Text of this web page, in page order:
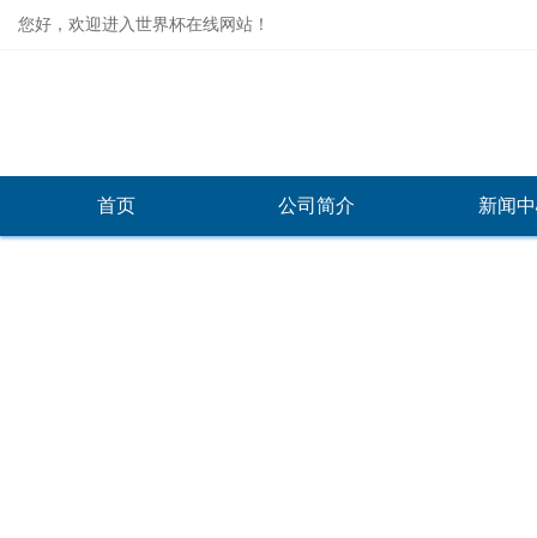
您好，欢迎进入世界杯在线网站！
首页 公司简介 新闻